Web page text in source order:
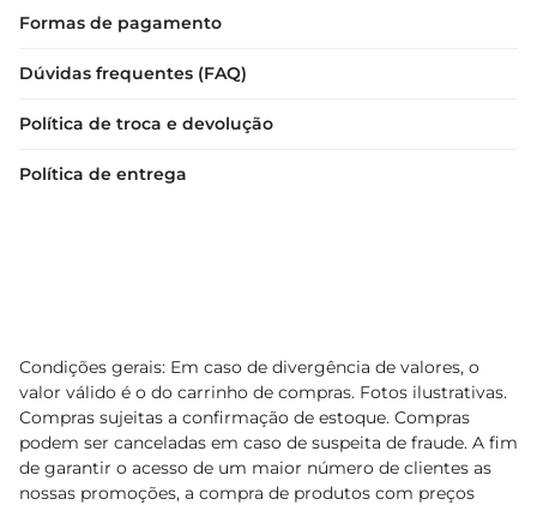
Formas de pagamento
Dúvidas frequentes (FAQ)
Política de troca e devolução
Política de entrega
Condições gerais: Em caso de divergência de valores, o
valor válido é o do carrinho de compras. Fotos ilustrativas.
Compras sujeitas a confirmação de estoque. Compras
podem ser canceladas em caso de suspeita de fraude. A fim
de garantir o acesso de um maior número de clientes as
nossas promoções, a compra de produtos com preços